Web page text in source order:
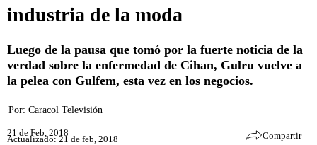
industria de la moda
Luego de la pausa que tomó por la fuerte noticia de la
verdad sobre la enfermedad de Cihan, Gulru vuelve a
la pelea con Gulfem, esta vez en los negocios.
Por: Caracol Televisión
21 de Feb, 2018
Actualizado: 21 de feb, 2018 Compartir